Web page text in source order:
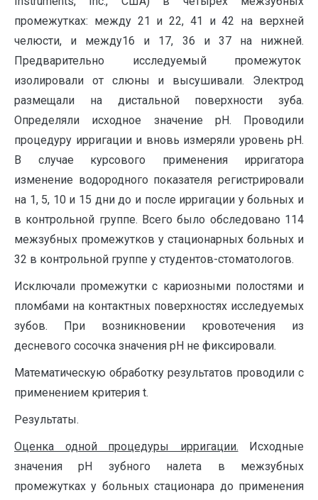
промежутках: между 21 и 22, 41 и 42 на верхней
челюсти, и между16 и 17, 36 и 37 на нижней.
Предварительно исследуемый промежуток
изолировали от слюны и высушивали. Электрод
размещали на дистальной поверхности зуба.
Определяли исходное значение рН. Проводили
процедуру ирригации и вновь измеряли уровень рН.
В случае курсового применения ирригатора
изменение водородного показателя регистрировали
на 1, 5, 10 и 15 дни до и после ирригации у больных и
в контрольной группе. Всего было обследовано 114
межзубных промежутков у стационарных больных и
32 в контрольной группе у студентов-стоматологов.
Исключали промежутки с кариозными полостями и
пломбами на контактных поверхностях исследуемых
зубов. При возникновении кровотечения из
десневого сосочка значения рН не фиксировали.
Математическую обработку результатов проводили с
применением критерия t.
Результаты.
Оценка одной процедуры ирригации. Исходные
значения рН зубного налета в межзубных
промежутках у больных стационара до применения